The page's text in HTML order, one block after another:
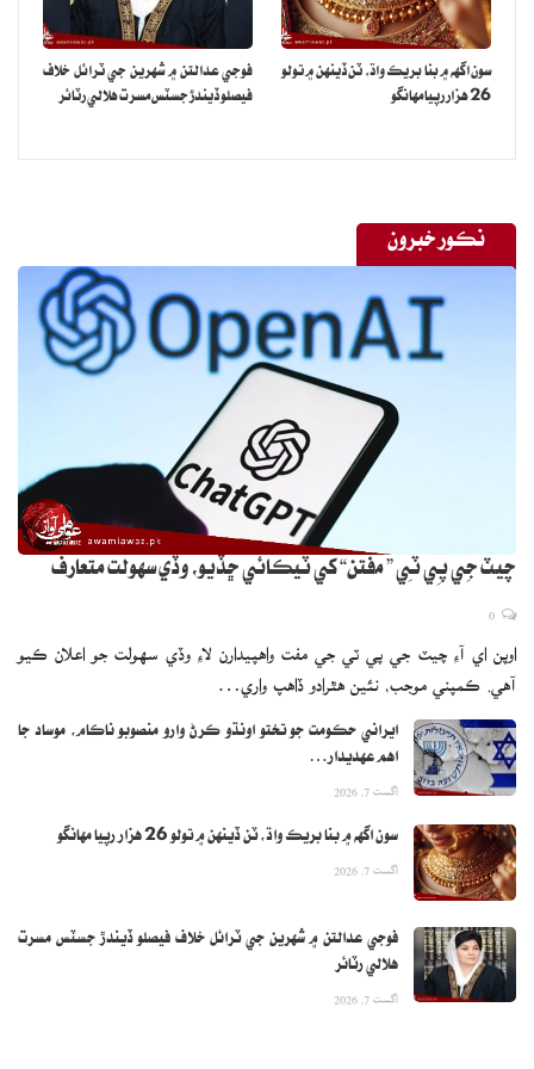
سون اگهه ۾ بنا بريڪ واڌ، ٽن ڏينهن ۾ تولو
26 هزار رپيا مهانگو
فوجي عدالتن ۾ شهرين جي ٽرائل خلاف
فيصلو ڏيندڙ جسٽس مسرت هلالي رٽائر
نڪور خبرون
چيٽ جِي پِي ٽِي ” مفتن“ کي ٽيڪائي ڇڏيو، وڏي سهولت متعارف
اوپن اي آءِ چيٽ جي پي ٽي جي مفت واهپيدارن لاءِ وڏي سهولت جو اعلان ڪيو
آهي. ڪمپني موجب، نئين هٿرادو ڏاهپ واري…
ايراني حڪومت جو تختو اونڌو ڪرڻ وارو منصوبو ناڪام، موساد جا
اهم عهديدار…
اگست 7, 2026
سون اگهه ۾ بنا بريڪ واڌ، ٽن ڏينهن ۾ تولو 26 هزار رپيا مهانگو
اگست 7, 2026
فوجي عدالتن ۾ شهرين جي ٽرائل خلاف فيصلو ڏيندڙ جسٽس مسرت
هلالي رٽائر
اگست 7, 2026